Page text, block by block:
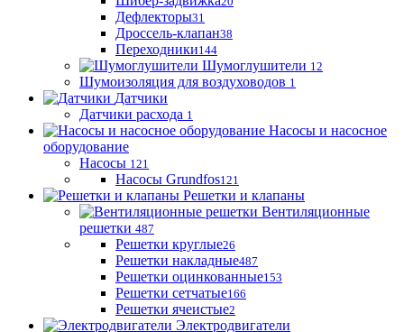
Дефлекторы31
Дроссель-клапан38
Переходники144
Шумоглушители 12
Шумоизоляция для воздуховодов 1
Датчики
Датчики расхода 1
Насосы и насосное
оборудование
Насосы 121
Насосы Grundfos121
Решетки и клапаны
Вентиляционные
решетки 487
Решетки круглые26
Решетки накладные487
Решетки оцинкованные153
Решетки сетчатые166
Решетки ячеистые2
Электродвигатели